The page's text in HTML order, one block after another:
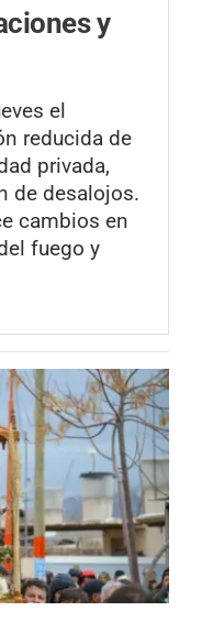
y
el
reducida de
privada,
de desalojos.
cambios en
fuego y